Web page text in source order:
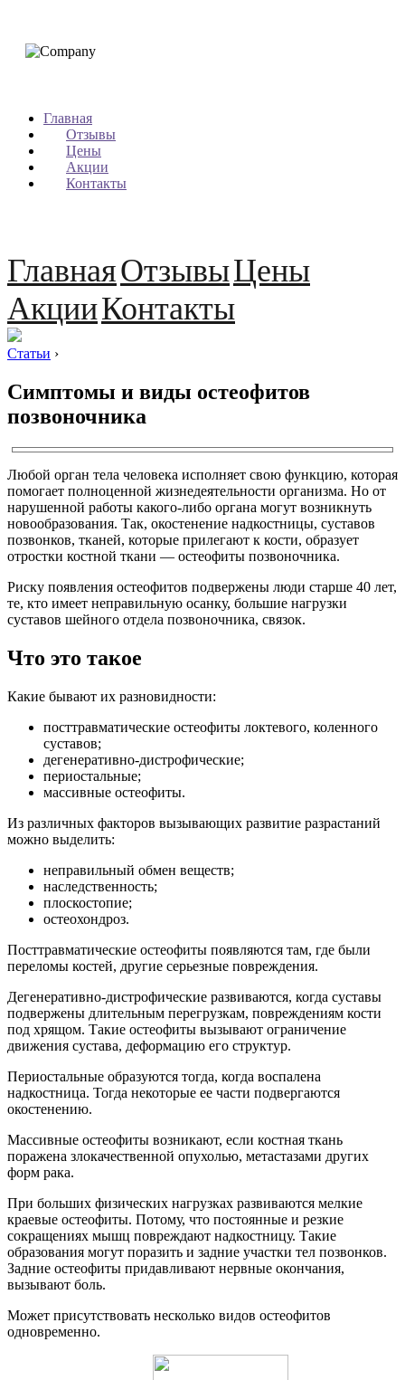
Главная
Отзывы
Цены
Акции
Контакты
ГлавнаяОтзывыЦены
АкцииКонтакты
Статьи ›
Симптомы и виды остеофитов
позвоночника
Любой орган тела человека исполняет свою функцию, которая
помогает полноценной жизнедеятельности организма. Но от
нарушенной работы какого-либо органа могут возникнуть
новообразования. Так, окостенение надкостницы, суставов
позвонков, тканей, которые прилегают к кости, образует
отростки костной ткани — остеофиты позвоночника.
Риску появления остеофитов подвержены люди старше 40 лет,
те, кто имеет неправильную осанку, большие нагрузки
суставов шейного отдела позвоночника, связок.
Что это такое
Какие бывают их разновидности:
посттравматические остеофиты локтевого, коленного
суставов;
дегенеративно-дистрофические;
периостальные;
массивные остеофиты.
Из различных факторов вызывающих развитие разрастаний
можно выделить:
неправильный обмен веществ;
наследственность;
плоскостопие;
остеохондроз.
Посттравматические остеофиты появляются там, где были
переломы костей, другие серьезные повреждения.
Дегенеративно-дистрофические развиваются, когда суставы
подвержены длительным перегрузкам, повреждениям кости
под хрящом. Такие остеофиты вызывают ограничение
движения сустава, деформацию его структур.
Периостальные образуются тогда, когда воспалена
надкостница. Тогда некоторые ее части подвергаются
окостенению.
Массивные остеофиты возникают, если костная ткань
поражена злокачественной опухолью, метастазами других
форм рака.
При больших физических нагрузках развиваются мелкие
краевые остеофиты. Потому, что постоянные и резкие
сокращениях мышц повреждают надкостницу. Такие
образования могут поразить и задние участки тел позвонков.
Задние остеофиты придавливают нервные окончания,
вызывают боль.
Может присутствовать несколько видов остеофитов
одновременно.